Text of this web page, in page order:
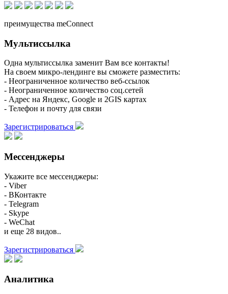
преимущества meConnect
Мультиссылка
Одна мультиссылка заменит Вам все контакты!
На своем микро-лендинге вы сможете разместить:
- Неограниченное количество веб-ссылок
- Неограниченное количество соц.сетей
- Адрес на Яндекс, Google и 2GIS картах
- Телефон и почту для связи
Зарегистрироваться
Мессенджеры
Укажите все мессенджеры:
- Viber
- ВКонтакте
- Telegram
- Skype
- WeChat
и еще 28 видов..
Зарегистрироваться
Аналитика